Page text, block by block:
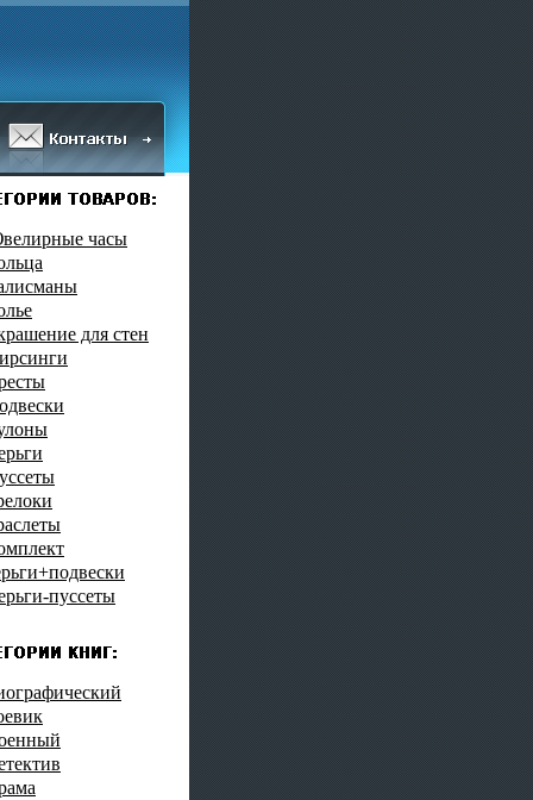
часы
для стен
пуссеты